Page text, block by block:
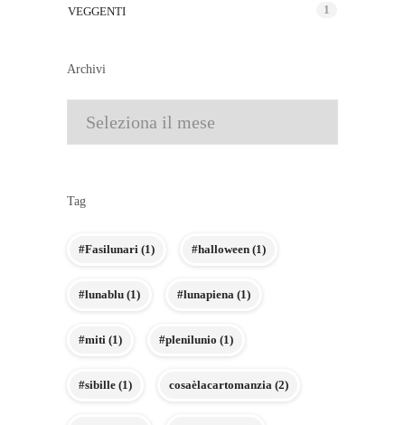
VEGGENTI 1
Archivi
Archivi
Tag
#Fasilunari (1) #halloween (1)
#lunablu (1) #lunapiena (1)
#miti (1) #plenilunio (1)
#sibille (1) cosaèlacartomanzia (2)